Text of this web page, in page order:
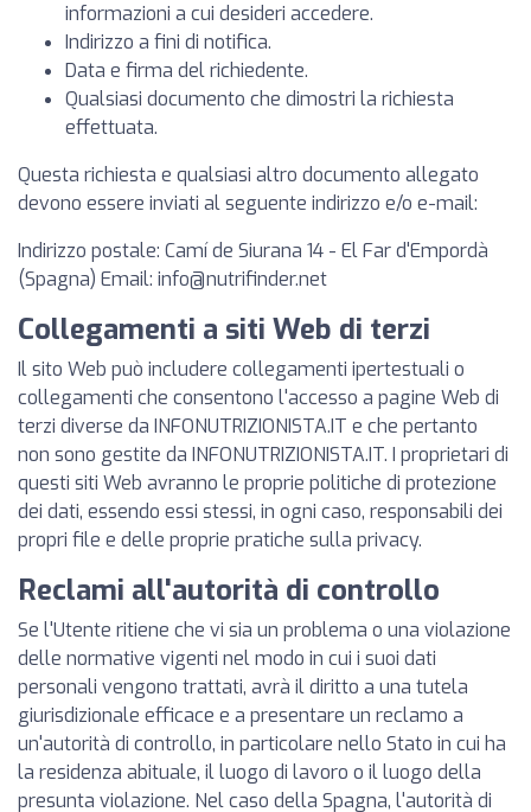
informazioni a cui desideri accedere.
Indirizzo a fini di notifica.
Data e firma del richiedente.
Qualsiasi documento che dimostri la richiesta
effettuata.
Questa richiesta e qualsiasi altro documento allegato
devono essere inviati al seguente indirizzo e/o e-mail:
Indirizzo postale: Camí de Siurana 14 - El Far d'Empordà
(Spagna) Email: info@nutrifinder.net
Collegamenti a siti Web di terzi
Il sito Web può includere collegamenti ipertestuali o
collegamenti che consentono l'accesso a pagine Web di
terzi diverse da INFONUTRIZIONISTA.IT e che pertanto
non sono gestite da INFONUTRIZIONISTA.IT. I proprietari di
questi siti Web avranno le proprie politiche di protezione
dei dati, essendo essi stessi, in ogni caso, responsabili dei
propri file e delle proprie pratiche sulla privacy.
Reclami all'autorità di controllo
Se l'Utente ritiene che vi sia un problema o una violazione
delle normative vigenti nel modo in cui i suoi dati
personali vengono trattati, avrà il diritto a una tutela
giurisdizionale efficace e a presentare un reclamo a
un'autorità di controllo, in particolare nello Stato in cui ha
la residenza abituale, il luogo di lavoro o il luogo della
presunta violazione. Nel caso della Spagna, l'autorità di